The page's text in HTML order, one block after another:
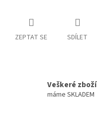
ZEPTAT SE SDÍLET
Veškeré zboží
máme SKLADEM